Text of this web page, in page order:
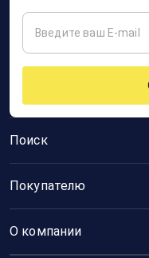
Поиск
Покупателю
О компании